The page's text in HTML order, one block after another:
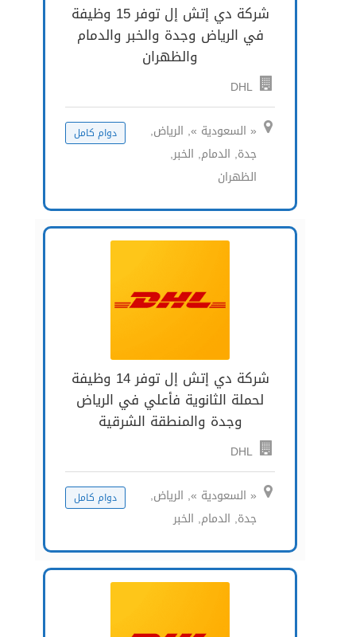
شركة دي إتش إل توفر 15 وظيفة
في الرياض وجدة والخبر والدمام
والظهران
DHL
« السعودية », الرياض,
جدة, الدمام, الخبر,
الظهران
دوام كامل
شركة دي إتش إل توفر 14 وظيفة
لحملة الثانوية فأعلي في الرياض
وجدة والمنطقة الشرقية
DHL
« السعودية », الرياض,
جدة, الدمام, الخبر
دوام كامل